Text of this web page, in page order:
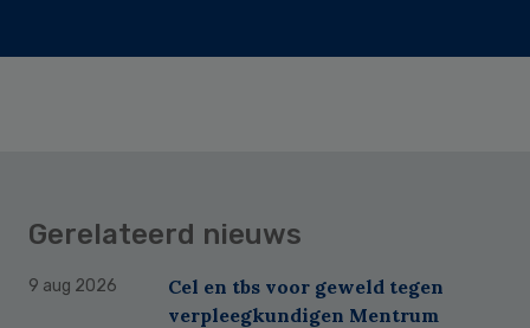
Gerelateerd nieuws
9 aug 2026
Cel en tbs voor geweld tegen
verpleegkundigen Mentrum